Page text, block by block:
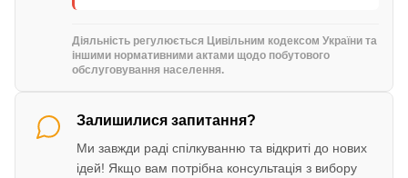
Діяльність регулюється Цивільним кодексом України та
іншими нормативними актами щодо побутового
обслуговування населення.
Залишилися запитання?
Ми завжди раді спілкуванню та відкриті до нових
ідей! Якщо вам потрібна консультація з вибору